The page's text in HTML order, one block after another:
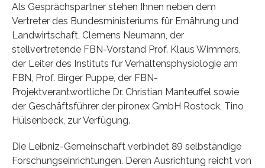
Als Gesprächspartner stehen Ihnen neben dem
Vertreter des Bundesministeriums für Ernährung und
Landwirtschaft, Clemens Neumann, der
stellvertretende FBN-Vorstand Prof. Klaus Wimmers,
der Leiter des Instituts für Verhaltensphysiologie am
FBN, Prof. Birger Puppe, der FBN-
Projektverantwortliche Dr. Christian Manteuffel sowie
der Geschäftsführer der pironex GmbH Rostock, Tino
Hülsenbeck, zur Verfügung.
Die Leibniz-Gemeinschaft verbindet 89 selbständige
Forschungseinrichtungen. Deren Ausrichtung reicht von